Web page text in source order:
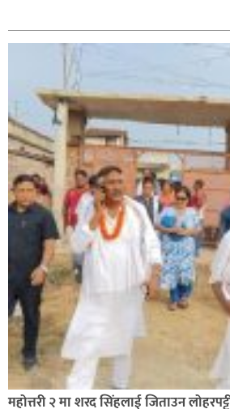
सिराहा-२ मा संजय यादव भिड्ने !
रक्तदान सेवामा जिल्लामै दोस्रो स्थान
रेडक्रस सिराहा द्वारा सम्मानित
महोत्तरी २ मा शरद सिंहलाई जिताउन